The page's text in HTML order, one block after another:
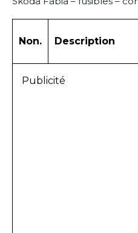
Non. Description
Publicité